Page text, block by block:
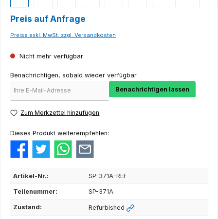
Preis auf Anfrage
Preise exkl. MwSt. zzgl. Versandkosten
Nicht mehr verfügbar
Benachrichtigen, sobald wieder verfügbar
Benachrichtigen lassen
Zum Merkzettel hinzufügen
Dieses Produkt weiterempfehlen:
Artikel-Nr.: SP-371A-REF
Teilenummer: SP-371A
Zustand: Refurbished